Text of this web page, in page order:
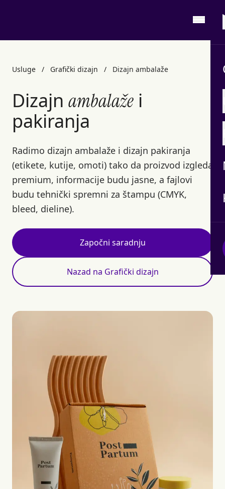
Usluge / Grafički dizajn / Dizajn ambalaže
Dizajn ambalaže i
pakiranja
Radimo dizajn ambalaže i dizajn pakiranja
(etikete, kutije, omoti) tako da proizvod izgleda
premium, informacije budu jasne, a fajlovi
budu tehnički spremni za štampu (CMYK,
bleed, dieline).
Započni saradnju
Nazad na Grafički dizajn